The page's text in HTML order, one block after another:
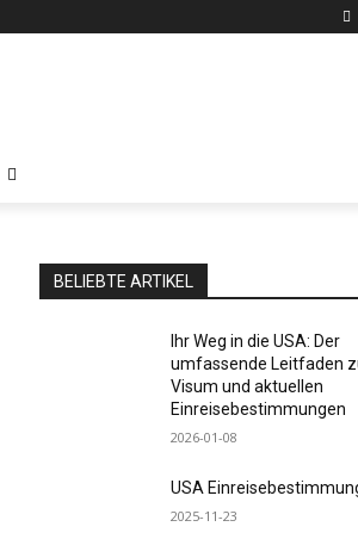
BELIEBTE ARTIKEL
Ihr Weg in die USA: Der
umfassende Leitfaden
Visum und aktuellen
Einreisebestimmungen
2026-01-08
USA
2025-11-23